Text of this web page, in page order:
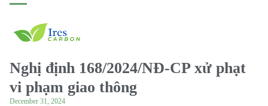
Nghị định 168/2024/NĐ-CP xử phạt
vi phạm giao thông
December 31, 2024